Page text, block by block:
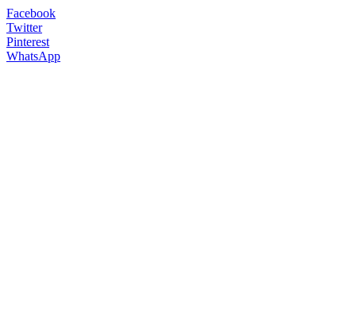
Facebook
Twitter
Pinterest
WhatsApp